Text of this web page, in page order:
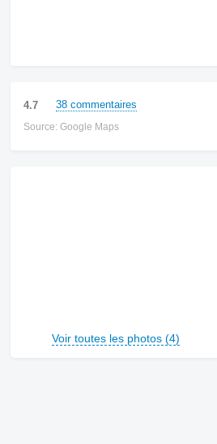
4.7 38 commentaires
Source: Google Maps
Voir toutes les photos (4)